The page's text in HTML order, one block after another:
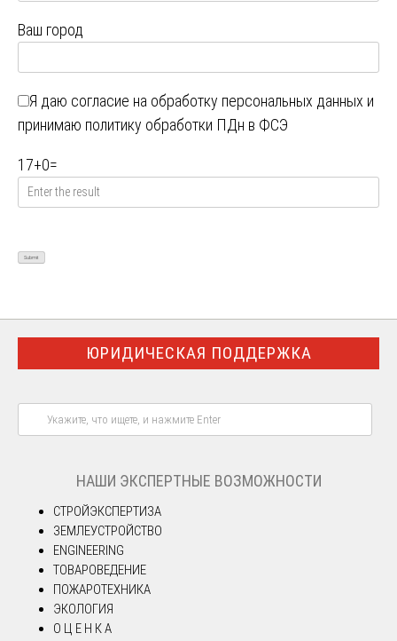
Ваш город
Я даю согласие на обработку персональных данных и
принимаю политику обработки ПДн в ФСЭ
17+0=
ЮРИДИЧЕСКАЯ ПОДДЕРЖКА
НАШИ ЭКСПЕРТНЫЕ ВОЗМОЖНОСТИ
СТРОЙЭКСПЕРТИЗА
ЗЕМЛЕУСТРОЙСТВО
ENGINEERING
ТОВАРОВЕДЕНИЕ
ПОЖАРОТЕХНИКА
ЭКОЛОГИЯ
О Ц Е Н К А